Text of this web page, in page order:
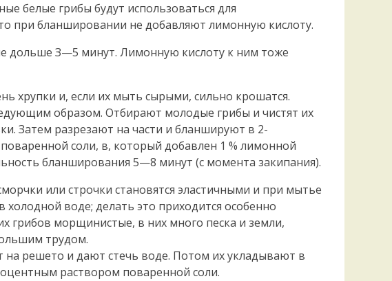
белые грибы будут использоваться для
при бланшировании не добавляют лимонную кислоту.
дольше З—5 минут. Лимонную кислоту к ним тоже
хрупки и, если их мыть сырыми, сильно крошатся.
образом. Отбирают молодые грибы и чистят их
Затем разрезают на части и бланшируют в 2-
соли, в, который добавлен 1 % лимонной
бланширования 5—8 минут (с момента закипания).
или строчки становятся эластичными и при мытье
воде; делать это приходится особенно
грибов морщинистые, в них много песка и земли,
трудом.
решето и дают стечь воде. Потом их укладывают в
раствором поваренной соли.